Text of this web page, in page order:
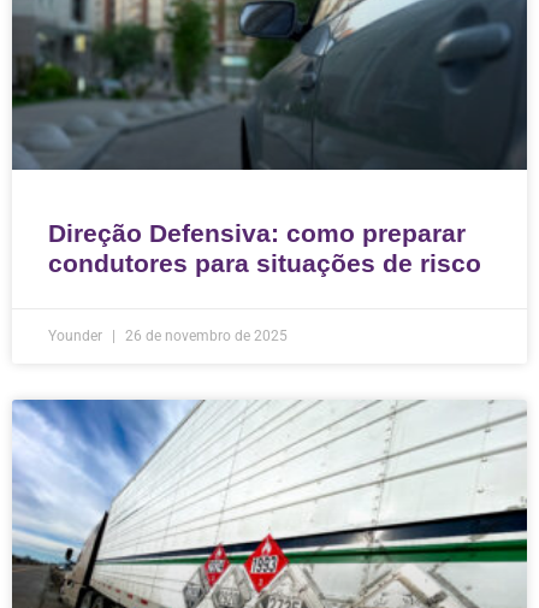
Direção Defensiva: como preparar
condutores para situações de risco
Younder 26 de novembro de 2025